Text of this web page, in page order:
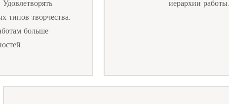
типов творчества,
больше
иерархии работы.